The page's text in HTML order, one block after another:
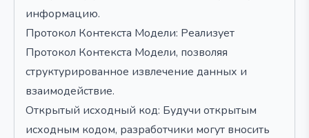
информацию.
Протокол Контекста Модели: Реализует
Протокол Контекста Модели, позволяя
структурированное извлечение данных и
взаимодействие.
Открытый исходный код: Будучи открытым
исходным кодом, разработчики могут вносить